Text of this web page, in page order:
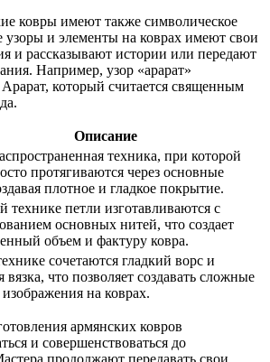
ковры имеют также символическое
узоры и элементы на коврах имеют свои
и рассказывают истории или передают
Например, узор «арарат»
который считается священным
Описание
техника, при которой
протягиваются через основные
плотное и гладкое покрытие.
технике петли изготавливаются с
основных нитей, что создает
объем и фактуру ковра.
сочетаются гладкий ворс и
вязка, что позволяет создавать сложные
на коврах.
армянских ковров
и совершенствоваться до
продолжают передавать свои